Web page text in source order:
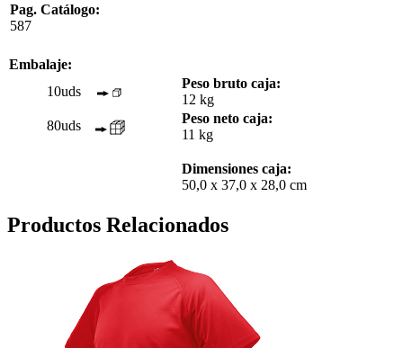
Pag. Catálogo:
587
Embalaje:
10uds
Peso bruto caja:
12 kg
80uds
Peso neto caja:
11 kg
Dimensiones caja:
50,0 x 37,0 x 28,0 cm
Productos Relacionados